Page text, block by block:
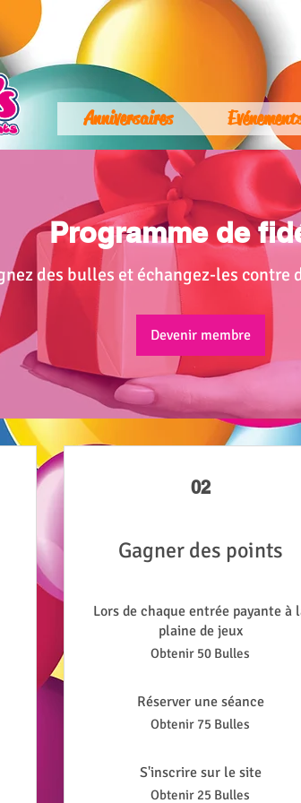
Anniversaires
Programme de
des bulles et échangez-les contre
Devenir membre
02
Gagner des points
Lors de chaque entrée payante à
plaine de jeux
Obtenir 50 Bulles
Réserver une séance
Obtenir 75 Bulles
S'inscrire sur le site
Obtenir 25 Bulles